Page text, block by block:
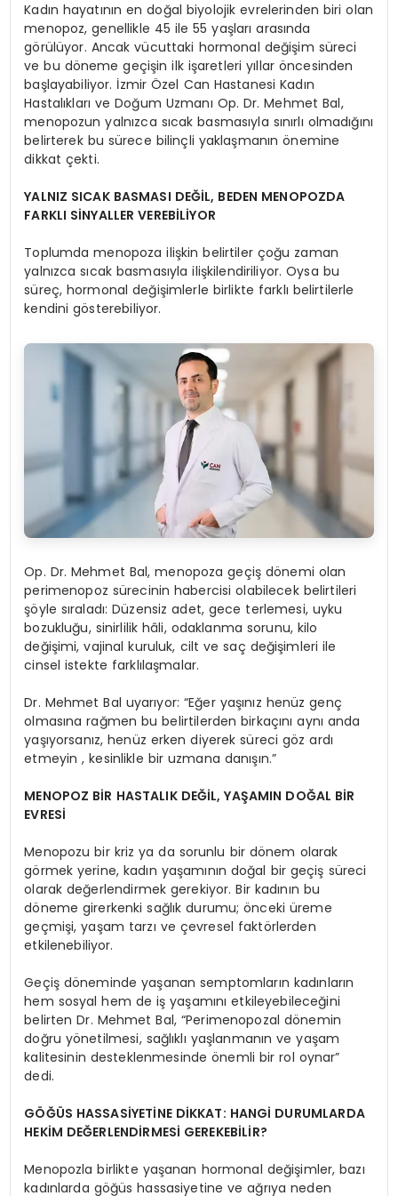
Kadın hayatının en doğal biyolojik evrelerinden biri olan
menopoz, genellikle 45 ile 55 yaşları arasında
görülüyor. Ancak vücuttaki hormonal değişim süreci
ve bu döneme geçişin ilk işaretleri yıllar öncesinden
başlayabiliyor. İzmir Özel Can Hastanesi Kadın
Hastalıkları ve Doğum Uzmanı Op. Dr. Mehmet Bal,
menopozun yalnızca sıcak basmasıyla sınırlı olmadığını
belirterek bu sürece bilinçli yaklaşmanın önemine
dikkat çekti.
YALNIZ SICAK BASMASI DEĞİL, BEDEN MENOPOZDA
FARKLI SİNYALLER VEREBİLİYOR
Toplumda menopoza ilişkin belirtiler çoğu zaman
yalnızca sıcak basmasıyla ilişkilendiriliyor. Oysa bu
süreç, hormonal değişimlerle birlikte farklı belirtilerle
kendini gösterebiliyor.
Op. Dr. Mehmet Bal, menopoza geçiş dönemi olan
perimenopoz sürecinin habercisi olabilecek belirtileri
şöyle sıraladı: Düzensiz adet, gece terlemesi, uyku
bozukluğu, sinirlilik hâli, odaklanma sorunu, kilo
değişimi, vajinal kuruluk, cilt ve saç değişimleri ile
cinsel istekte farklılaşmalar.
Dr. Mehmet Bal uyarıyor: “Eğer yaşınız henüz genç
olmasına rağmen bu belirtilerden birkaçını aynı anda
yaşıyorsanız, henüz erken diyerek süreci göz ardı
etmeyin , kesinlikle bir uzmana danışın.”
MENOPOZ BİR HASTALIK DEĞİL, YAŞAMIN DOĞAL BİR
EVRESİ
Menopozu bir kriz ya da sorunlu bir dönem olarak
görmek yerine, kadın yaşamının doğal bir geçiş süreci
olarak değerlendirmek gerekiyor. Bir kadının bu
döneme girerkenki sağlık durumu; önceki üreme
geçmişi, yaşam tarzı ve çevresel faktörlerden
etkilenebiliyor.
Geçiş döneminde yaşanan semptomların kadınların
hem sosyal hem de iş yaşamını etkileyebileceğini
belirten Dr. Mehmet Bal, “Perimenopozal dönemin
doğru yönetilmesi, sağlıklı yaşlanmanın ve yaşam
kalitesinin desteklenmesinde önemli bir rol oynar”
dedi.
GÖĞÜS HASSASİYETİNE DİKKAT: HANGİ DURUMLARDA
HEKİM DEĞERLENDİRMESİ GEREKEBİLİR?
Menopozla birlikte yaşanan hormonal değişimler, bazı
kadınlarda göğüs hassasiyetine ve ağrıya neden